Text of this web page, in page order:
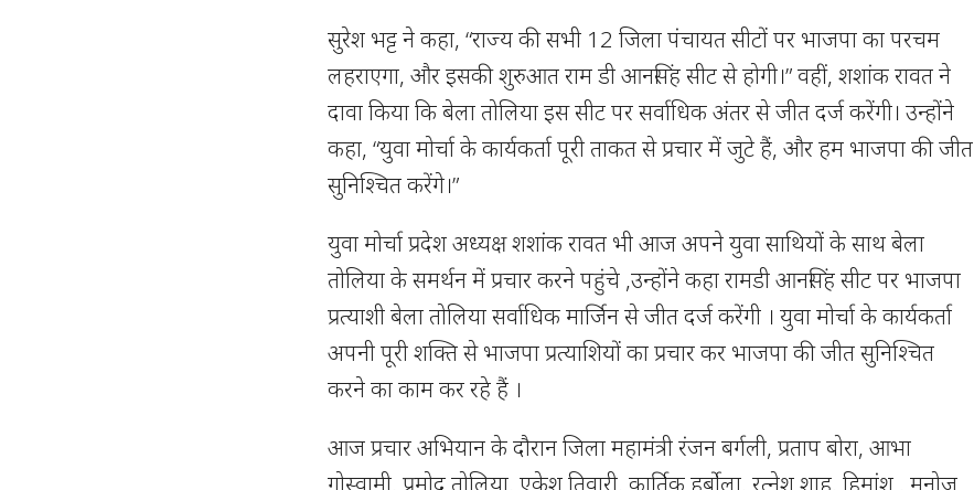
सुरेश भट्ट ने कहा, “राज्य की सभी 12 जिला पंचायत सीटों पर भाजपा का परचम
लहराएगा, और इसकी शुरुआत राम डी आनसिंह सीट से होगी।” वहीं, शशांक रावत ने
दावा किया कि बेला तोलिया इस सीट पर सर्वाधिक अंतर से जीत दर्ज करेंगी। उन्होंने
कहा, “युवा मोर्चा के कार्यकर्ता पूरी ताकत से प्रचार में जुटे हैं, और हम भाजपा की जीत
सुनिश्चित करेंगे।”
युवा मोर्चा प्रदेश अध्यक्ष शशांक रावत भी आज अपने युवा साथियों के साथ बेला
तोलिया के समर्थन में प्रचार करने पहुंचे ,उन्होंने कहा रामडी आनसिंह सीट पर भाजपा
प्रत्याशी बेला तोलिया सर्वाधिक मार्जिन से जीत दर्ज करेंगी । युवा मोर्चा के कार्यकर्ता
अपनी पूरी शक्ति से भाजपा प्रत्याशियों का प्रचार कर भाजपा की जीत सुनिश्चित
करने का काम कर रहे हैं ।
आज प्रचार अभियान के दौरान जिला महामंत्री रंजन बर्गली, प्रताप बोरा, आभा
गोस्वामी, प्रमोद तोलिया, एकेश तिवारी, कार्तिक हर्बोला, रत्नेश शाह, हिमांशु , मनोज